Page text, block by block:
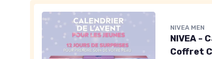
NIVEA MEN
NIVEA -
Coffret